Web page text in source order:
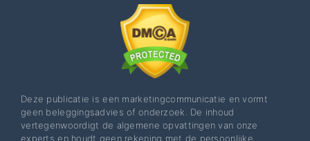
Deze publicatie is een marketingcommunicatie en vormt
geen beleggingsadvies of onderzoek. De inhoud
vertegenwoordigt de algemene opvattingen van onze
experts en houdt geen rekening met de persoonlijke